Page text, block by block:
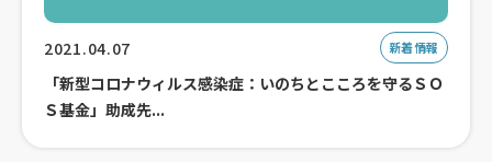
2021.04.07 新着情報
「新型コロナウィルス感染症：いのちとこころを守るＳＯ
Ｓ基金」助成先...